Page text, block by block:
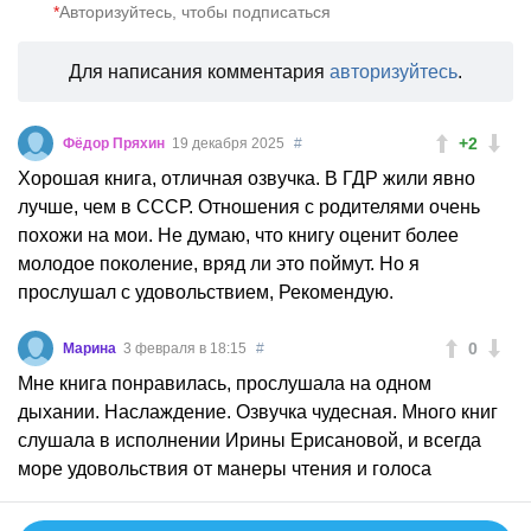
Chuzhoi_drug_50
04:03
Chuzhoi_drug_52
04:09
Chuzhoi_drug_53
04:11
Chuzhoi_drug_54
Chuzhoi_drug_55
Chuzhoi_drug_56
04:10
Chuzhoi_drug_59
04:20
Chuzhoi_drug_60
Chuzhoi_drug_61
04:22
Chuzhoi_drug_62
*Авторизуйтесь, чтобы подписаться
Для написания комментария авторизуйтесь.
+2
Фёдор Пряхин 19 декабря 2025 #
Хорошая книга, отличная озвучка. В ГДР жили явно
лучше, чем в СССР. Отношения с родителями очень
похожи на мои. Не думаю, что книгу оценит более
молодое поколение, вряд ли это поймут. Но я
прослушал с удовольствием, Рекомендую.
0
Марина 3 февраля в 18:15 #
Мне книга понравилась, прослушала на одном
дыхании. Наслаждение. Озвучка чудесная. Много книг
слушала в исполнении Ирины Ерисановой, и всегда
море удовольствия от манеры чтения и голоса